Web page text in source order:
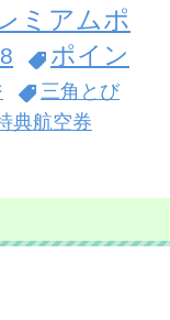
ミアムポ
ポイン
三角とび
典航空券